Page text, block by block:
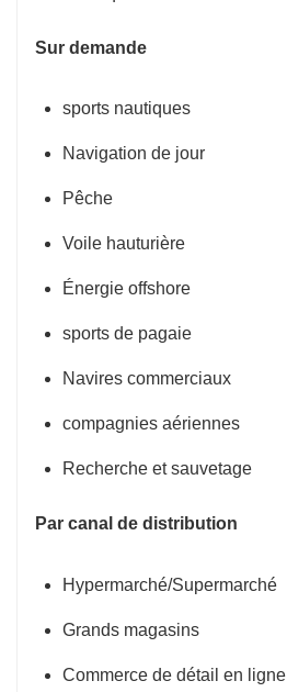
Sur demande
sports nautiques
Navigation de jour
Pêche
Voile hauturière
Énergie offshore
sports de pagaie
Navires commerciaux
compagnies aériennes
Recherche et sauvetage
Par canal de distribution
Hypermarché/Supermarché
Grands magasins
Commerce de détail en ligne